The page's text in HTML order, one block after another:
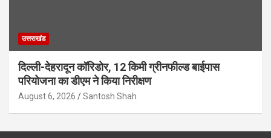
उत्तराखंड
दिल्ली-देहरादून कॉरिडोर, 12 किमी ग्रीनफील्ड बाईपास
परियोजना का डीएम ने किया निरीक्षण
August 6, 2026 Santosh Shah